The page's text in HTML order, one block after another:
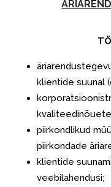
klientide suunal
piirkondlikud
piirkondade
klientide
veebilahendusi;